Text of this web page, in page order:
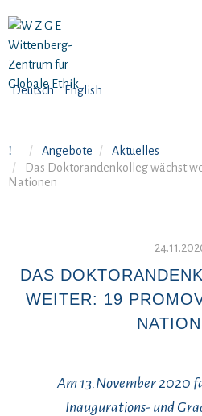
Deutsch
English
Angebote
Aktuelles
Das Doktorandenkolleg wächst
Nationen
DAS
WEITER: 19
Am 13.November 2020
Inaugurations- und